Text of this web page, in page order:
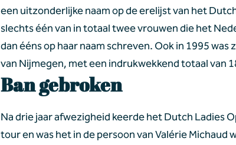
een uitzonderlijke naam op de erelijst van het
slechts één van in totaal twee vrouwen die het
dan ééns op haar naam schreven. Ook in 1995 was
van Nijmegen, met een indrukwekkend totaal van
Ban gebroken
Na drie jaar afwezigheid keerde het Dutch Ladies
tour en was het in de persoon van Valérie Michaud